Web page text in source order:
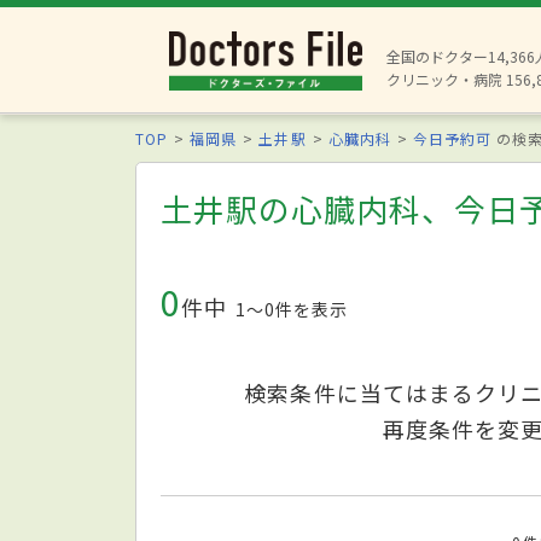
全国のドクター14,366
クリニック・病院
TOP 福岡県 土井駅 心臓内科 今日予約可 の検
土井駅の心臓内科、今日
0件中 1〜0件を表示
検索条件に当てはまるクリ
再度条件を変